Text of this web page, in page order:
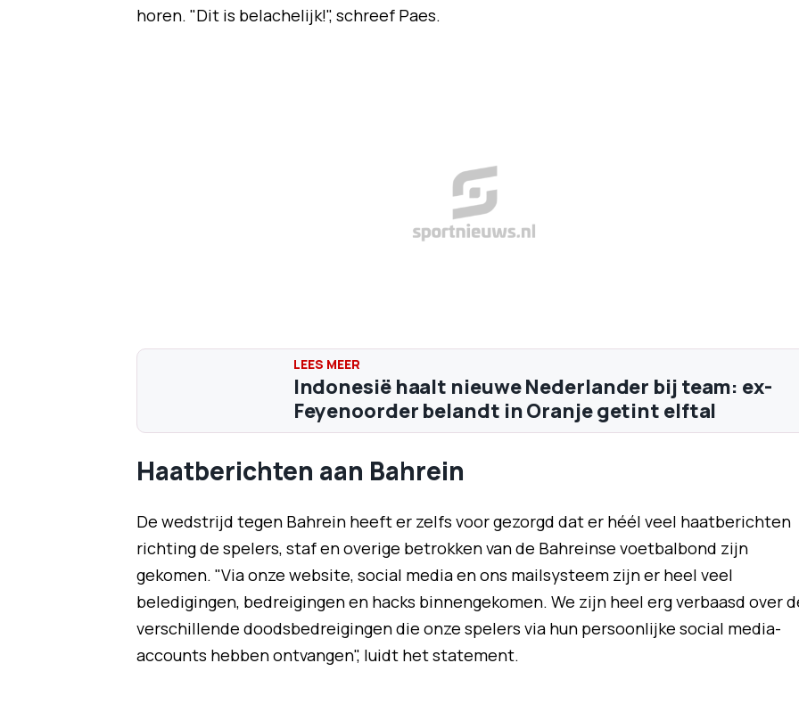
horen. "Dit is belachelijk!", schreef Paes.
Indonesië haalt nieuwe Nederlander bij team: ex-
Feyenoorder belandt in Oranje getint elftal
Haatberichten aan Bahrein
De wedstrijd tegen Bahrein heeft er zelfs voor gezorgd dat er héél veel haatberichten
richting de spelers, staf en overige betrokken van de Bahreinse voetbalbond zijn
gekomen. "Via onze website, social media en ons mailsysteem zijn er heel veel
beledigingen, bedreigingen en hacks binnengekomen. We zijn heel erg verbaasd over
verschillende doodsbedreigingen die onze spelers via hun persoonlijke social media-
accounts hebben ontvangen", luidt het statement.